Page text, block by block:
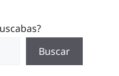
Buscar